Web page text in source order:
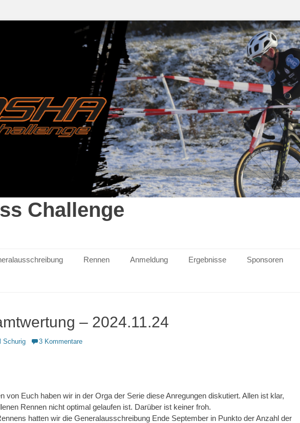
Challenge
Rennen Anmeldung Ergebnisse Sponsoren
– 2024.11.24
Schurig 3 Kommentare
von Euch haben wir in der Orga der Serie diese Anregungen diskutiert. Allen ist klar,
Rennen nicht optimal gelaufen ist. Darüber ist keiner froh.
hatten wir die Generalausschreibung Ende September in Punkto der Anzahl der